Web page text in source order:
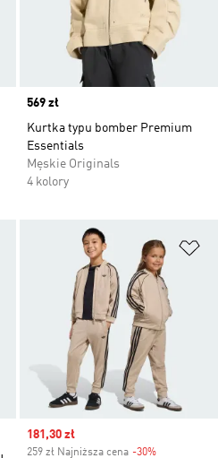
Price
569 zł
Kurtka typu bomber Premium
Essentials
Męskie Originals
4 kolory
Dodaj do listy życzeń
Sale price
181,30 zł
259 zł Najniższa cena -30%